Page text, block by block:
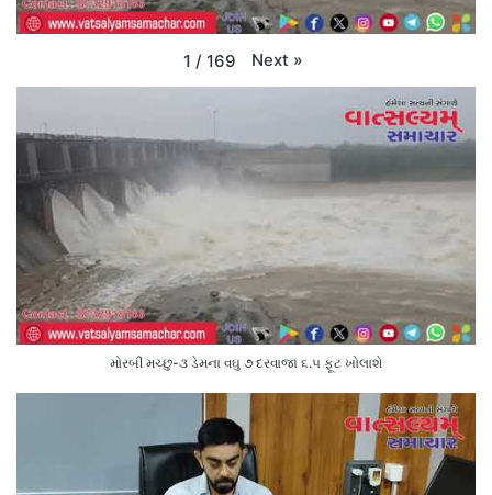
1 / 169 Next »
મોરબી મચ્છુ-૩ ડેમના વઘુ ૭ દરવાજા ૬.૫ ફૂટ ખોલાશે